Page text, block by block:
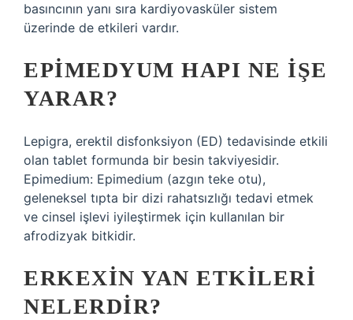
basıncının yanı sıra kardiyovasküler sistem
üzerinde de etkileri vardır.
EPIMEDYUM HAPI NE IŞE
YARAR?
Lepigra, erektil disfonksiyon (ED) tedavisinde etkili
olan tablet formunda bir besin takviyesidir.
Epimedium: Epimedium (azgın teke otu),
geleneksel tıpta bir dizi rahatsızlığı tedavi etmek
ve cinsel işlevi iyileştirmek için kullanılan bir
afrodizyak bitkidir.
ERKEXIN YAN ETKILERI
NELERDIR?